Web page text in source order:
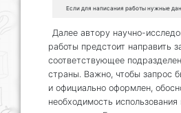
Если для написания работы нужные
Далее автору научно-
работы предстоит направить
соответствующее
страны. Важно, чтобы запрос
и официально оформлен,
необходимость